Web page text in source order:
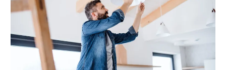
precisa
mobiliar
apartamento